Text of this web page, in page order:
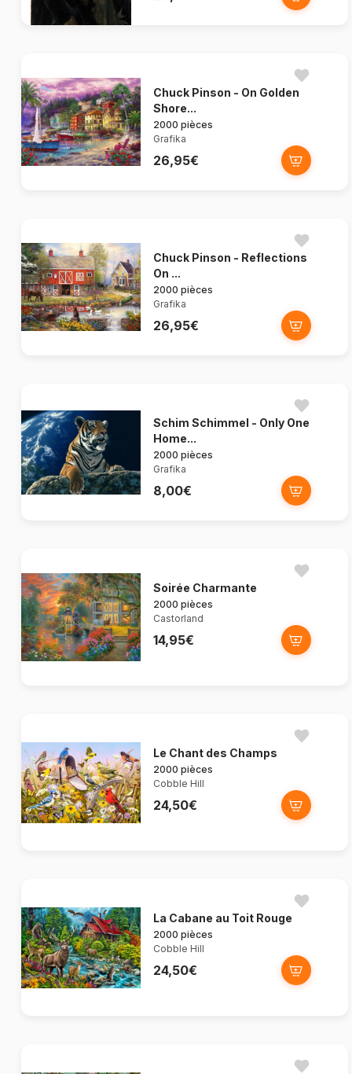
Chuck Pinson - On Golden
Shore...
2000 pièces
Grafika
26,95€
Chuck Pinson - Reflections
On ...
2000 pièces
Grafika
26,95€
Schim Schimmel - Only One
Home...
2000 pièces
Grafika
8,00€
Soirée Charmante
2000 pièces
Castorland
14,95€
Le Chant des Champs
2000 pièces
Cobble Hill
24,50€
La Cabane au Toit Rouge
2000 pièces
Cobble Hill
24,50€